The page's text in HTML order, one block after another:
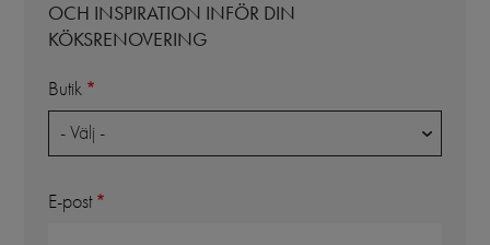
OCH INSPIRATION INFÖR DIN
KÖKSRENOVERING
Butik
- Välj -
E-post